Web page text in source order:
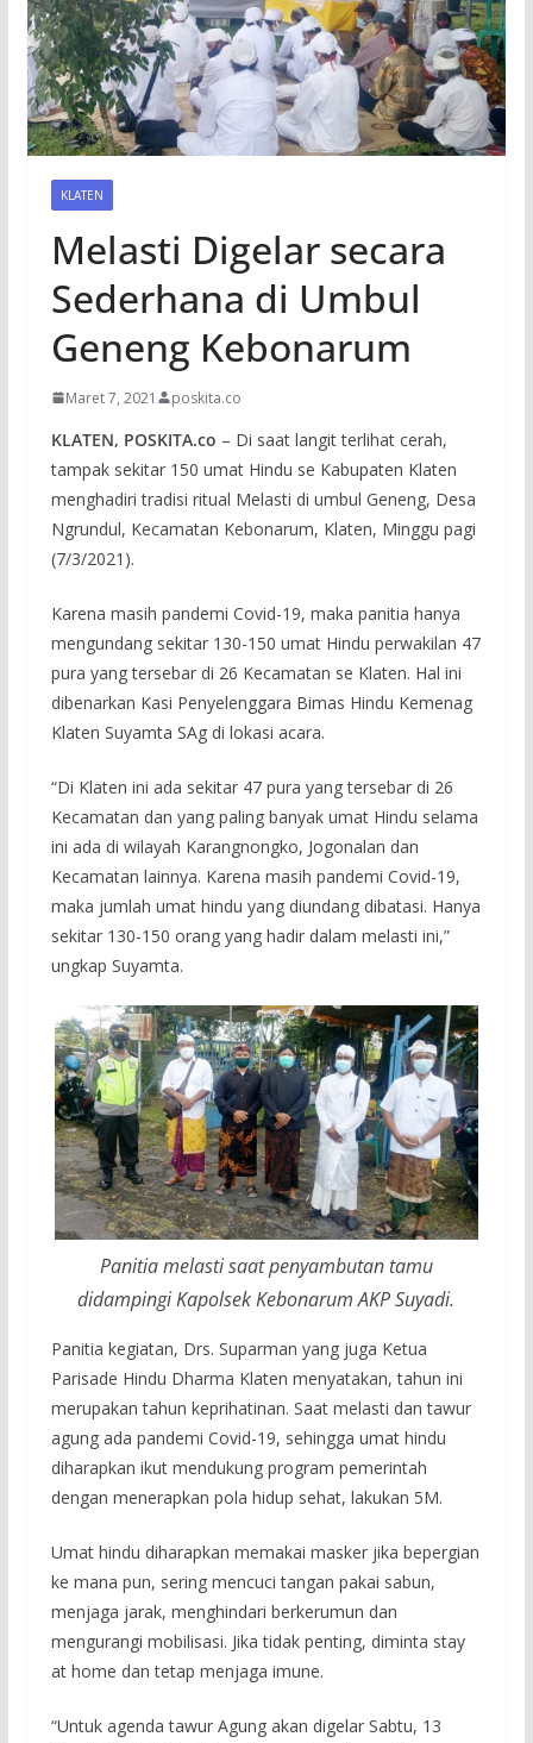
KLATEN
Melasti Digelar secara
Sederhana di Umbul
Geneng Kebonarum
Maret 7, 2021 poskita.co
KLATEN, POSKITA.co – Di saat langit terlihat cerah,
tampak sekitar 150 umat Hindu se Kabupaten Klaten
menghadiri tradisi ritual Melasti di umbul Geneng, Desa
Ngrundul, Kecamatan Kebonarum, Klaten, Minggu pagi
(7/3/2021).
Karena masih pandemi Covid-19, maka panitia hanya
mengundang sekitar 130-150 umat Hindu perwakilan 47
pura yang tersebar di 26 Kecamatan se Klaten. Hal ini
dibenarkan Kasi Penyelenggara Bimas Hindu Kemenag
Klaten Suyamta SAg di lokasi acara.
“Di Klaten ini ada sekitar 47 pura yang tersebar di 26
Kecamatan dan yang paling banyak umat Hindu selama
ini ada di wilayah Karangnongko, Jogonalan dan
Kecamatan lainnya. Karena masih pandemi Covid-19,
maka jumlah umat hindu yang diundang dibatasi. Hanya
sekitar 130-150 orang yang hadir dalam melasti ini,”
ungkap Suyamta.
Panitia melasti saat penyambutan tamu
didampingi Kapolsek Kebonarum AKP Suyadi.
Panitia kegiatan, Drs. Suparman yang juga Ketua
Parisade Hindu Dharma Klaten menyatakan, tahun ini
merupakan tahun keprihatinan. Saat melasti dan tawur
agung ada pandemi Covid-19, sehingga umat hindu
diharapkan ikut mendukung program pemerintah
dengan menerapkan pola hidup sehat, lakukan 5M.
Umat hindu diharapkan memakai masker jika bepergian
ke mana pun, sering mencuci tangan pakai sabun,
menjaga jarak, menghindari berkerumun dan
mengurangi mobilisasi. Jika tidak penting, diminta stay
at home dan tetap menjaga imune.
“Untuk agenda tawur Agung akan digelar Sabtu, 13